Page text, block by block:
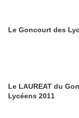
Le Goncourt des
Le LAUREAT du
Lycéens 2011